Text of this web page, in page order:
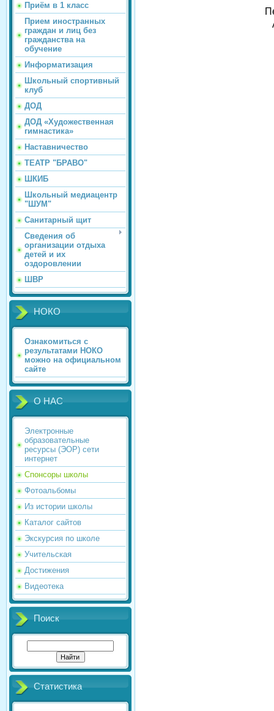
Приём в 1 класс
Прием иностранных
граждан и лиц без
гражданства на
обучение
Информатизация
Школьный спортивный
клуб
ДОД
ДОД «Художественная
гимнастика»
Наставничество
ТЕАТР "БРАВО"
ШКИБ
Школьный медиацентр
"ШУМ"
Санитарный щит
Сведения об
организации отдыха
детей и их
оздоровлении
ШВР
НОКО
Ознакомиться с
результатами НОКО
можно на официальном
сайте
О НАС
Электронные
образовательные
ресурсы (ЭОР) сети
интернет
Спонсоры школы
Фотоальбомы
Из истории школы
Каталог сайтов
Экскурсия по школе
Учительская
Достижения
Видеотека
Поиск
Статистика